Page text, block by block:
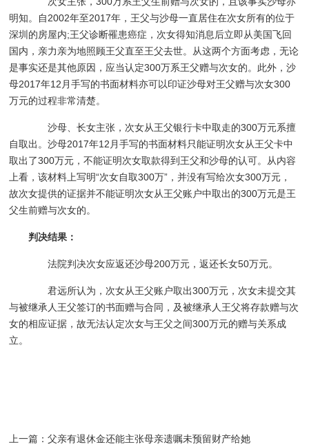
明知。自2002年至2017年，王父与沙母一直居住在次女所有的位于
深圳的房屋内;王父诊断罹患癌症，次女得知消息后立即从美国飞回
国内，亲力亲为地照顾王父直至王父去世。从这两个方面考虑，无论
是事实还是其他原因，应当认定300万系王父赠与次女的。此外，沙
母2017年12月手写的书面材料亦可以印证沙母对王父赠与次女300
万元的过程非常清楚。
沙母、长女主张，次女从王父银行卡中取走的300万元系擅
自取出。沙母2017年12月手写的书面材料只能证明次女从王父卡中
取出了300万元，不能证明次女取款得到王父和沙母的认可。从内容
上看，该材料上写明“次女自取300万”，并没有写给次女300万元，
故次女提供的证据并不能证明次女从王父账户中取出的300万元是王
父生前赠与次女的。
判决结果：
法院判决次女应返还沙母200万元，返还长女50万元。
君远所认为，次女从王父账户取出300万元，次女未提交其
与被继承人王父签订的书面赠与合同，及被继承人王父将存款赠与次
女的相应证据，故无法认定次女与王父之间300万元的赠与关系成
立。
上一篇：父亲有退休金还能主张母亲遗嘱未预留财产给她